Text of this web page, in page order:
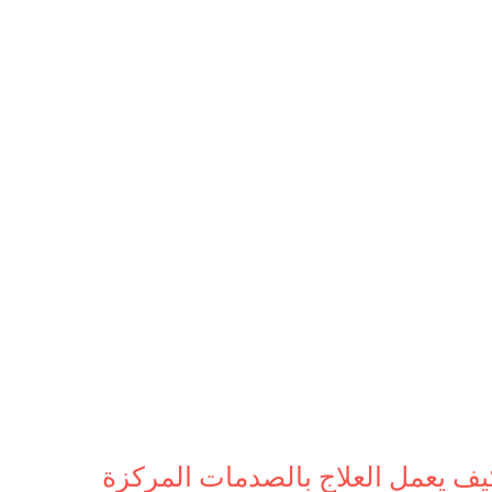
يعمل العلاج بالصدمات المركزة